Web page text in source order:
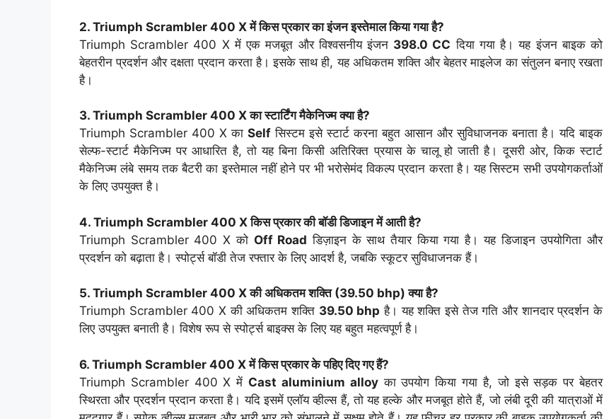
2. Triumph Scrambler 400 X में किस प्रकार का इंजन इस्तेमाल किया गया है?
Triumph Scrambler 400 X में एक मजबूत और विश्वसनीय इंजन 398.0 CC दिया गया है। यह इंजन बाइक को
बेहतरीन प्रदर्शन और दक्षता प्रदान करता है। इसके साथ ही, यह अधिकतम शक्ति और बेहतर माइलेज का संतुलन बनाए रखता
है।
3. Triumph Scrambler 400 X का स्टार्टिंग मैकेनिज्म क्या है?
Triumph Scrambler 400 X का Self सिस्टम इसे स्टार्ट करना बहुत आसान और सुविधाजनक बनाता है। यदि बाइक
सेल्फ-स्टार्ट मैकेनिज्म पर आधारित है, तो यह बिना किसी अतिरिक्त प्रयास के चालू हो जाती है। दूसरी ओर, किक स्टार्ट
मैकेनिज्म लंबे समय तक बैटरी का इस्तेमाल नहीं होने पर भी भरोसेमंद विकल्प प्रदान करता है। यह सिस्टम सभी उपयोगकर्ताओं
के लिए उपयुक्त है।
4. Triumph Scrambler 400 X किस प्रकार की बॉडी डिजाइन में आती है?
Triumph Scrambler 400 X को Off Road डिज़ाइन के साथ तैयार किया गया है। यह डिजाइन उपयोगिता और
प्रदर्शन को बढ़ाता है। स्पोर्ट्स बॉडी तेज रफ्तार के लिए आदर्श है, जबकि स्कूटर सुविधाजनक हैं।
5. Triumph Scrambler 400 X की अधिकतम शक्ति (39.50 bhp) क्या है?
Triumph Scrambler 400 X की अधिकतम शक्ति 39.50 bhp है। यह शक्ति इसे तेज गति और शानदार प्रदर्शन के
लिए उपयुक्त बनाती है। विशेष रूप से स्पोर्ट्स बाइक्स के लिए यह बहुत महत्वपूर्ण है।
6. Triumph Scrambler 400 X में किस प्रकार के पहिए दिए गए हैं?
Triumph Scrambler 400 X में Cast aluminium alloyका उपयोग किया गया है, जो इसे सड़क पर बेहतर
स्थिरता और प्रदर्शन प्रदान करता है। यदि इसमें एलॉय व्हील्स हैं, तो यह हल्के और मजबूत होते हैं, जो लंबी दूरी की यात्राओं में